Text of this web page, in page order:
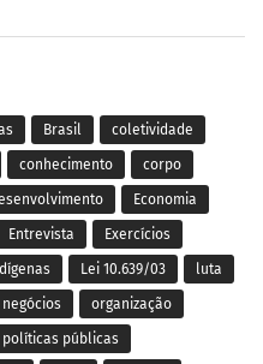
Brasil coletividade
conhecimento corpo
Economia
Entrevista Exercícios
Lei 10.639/03 luta
negócios organização
políticas públicas